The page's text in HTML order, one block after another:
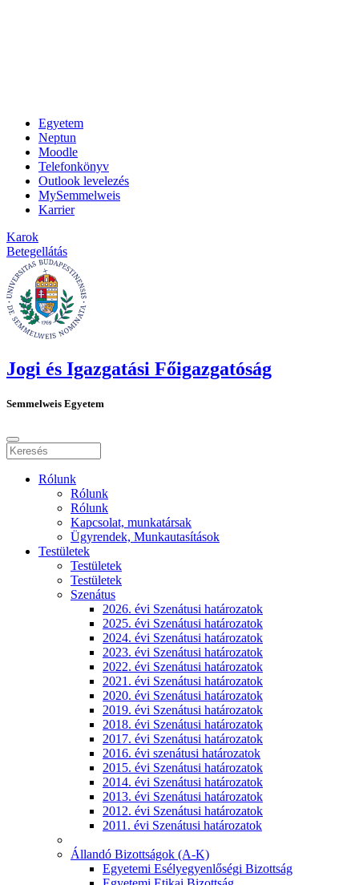
Egyetem
Neptun
Moodle
Telefonkönyv
Outlook levelezés
MySemmelweis
Karrier
Karok
Betegellátás
Jogi és Igazgatási Főigazgatóság
Semmelweis Egyetem
Rólunk
Rólunk
Rólunk
Kapcsolat, munkatársak
Ügyrendek, Munkautasítások
Testületek
Testületek
Testületek
Szenátus
2026. évi Szenátusi határozatok
2025. évi Szenátusi határozatok
2024. évi Szenátusi határozatok
2023. évi Szenátusi határozatok
2022. évi Szenátusi határozatok
2021. évi Szenátusi határozatok
2020. évi Szenátusi határozatok
2019. évi Szenátusi határozatok
2018. évi Szenátusi határozatok
2017. évi Szenátusi határozatok
2016. évi szenátusi határozatok
2015. évi Szenátusi határozatok
2014. évi Szenátusi határozatok
2013. évi Szenátusi határozatok
2012. évi Szenátusi határozatok
2011. évi Szenátusi határozatok
Állandó Bizottságok (A-K)
Egyetemi Esélyegyenlőségi Bizottság